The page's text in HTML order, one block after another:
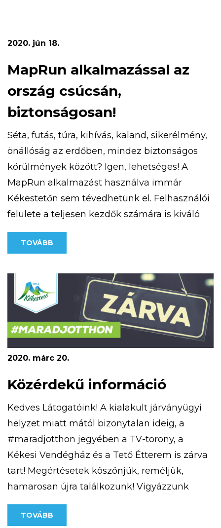
számháborúzhatsz, libegőzhetsz,
strandolhatsz! Az 5 napos tábor időpontja […]
2020. jún 18.
MapRun alkalmazással az
ország csúcsán,
biztonságosan!
Séta, futás, túra, kihívás, kaland, sikerélmény,
önállóság az erdőben, mindez biztonságos
körülmények között? Igen, lehetséges! A
MapRun alkalmazást használva immár
Kékestetőn sem tévedhetünk el. Felhasználói
felülete a teljesen kezdők számára is kiváló
lehetőséget nyújt a tájékozódási ismeretek
megszerzésében. Kékestetőn négy,
el. A kivitelezésnél egyik fő szempont volt,
hogy olyan nyomvonalakat […]
TOVÁBB
2020. márc 20.
Közérdekű információ
Kedves Látogatóink! A kialakult járványügyi
helyzet miatt mától bizonytalan ideig, a
#maradjotthon jegyében a TV-torony, a
Kékesi Vendégház és a Tető Étterem is zárva
tart! Megértésetek köszönjük, reméljük,
hamarosan újra találkozunk! Vigyázzunk
egymásra!
TOVÁBB